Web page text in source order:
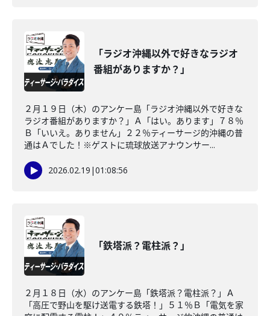
「ラジオ沖縄以外で好きなラジオ
番組がありますか？」
２月１９日（木）のアンケー島「ラジオ沖縄以外で好きな
ラジオ番組がありますか？」Ａ「はい。あります」７８％
Ｂ「いいえ。ありません」２２％ティーサージ的沖縄の普
通はＡでした！※ゲストに琉球放送アナウンサー...
2026.02.19 |01:08:56
「鉄塔派？電柱派？」
２月１８日（水）のアンケー島「鉄塔派？電柱派？」Ａ
「高圧で野山を駆け送電する鉄塔！」５１％Ｂ「電気を家